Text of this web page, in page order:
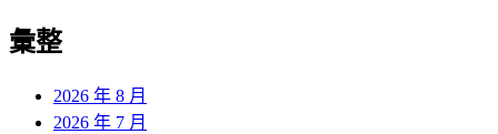
彙整
2026 年 8 月
2026 年 7 月